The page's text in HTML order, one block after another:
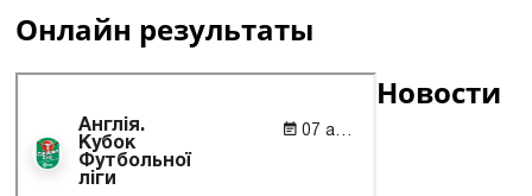
Онлайн результаты
Новости